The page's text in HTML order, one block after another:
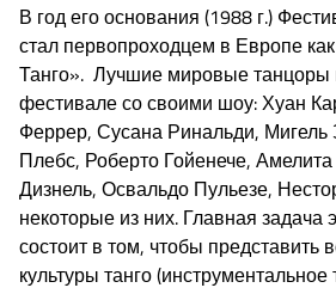
В год его основания (1988 г.)
стал первопроходцем в Европе
Танго». Лучшие мировые танцоры
фестивале со своими шоу: Хуан
Феррер, Сусана Ринальди, Мигель
Плебс, Роберто Гойенече,
Дизнель, Освальдо Пульезе,
некоторые из них. Главная задача
состоит в том, чтобы представить
культуры танго (инструментальное